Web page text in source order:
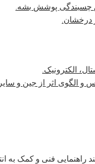
چسبندگی پوشش بشه.
درخشان.
الکترونیک.
الگوی اثر از جین و
راهنمایی فنی و کمک به